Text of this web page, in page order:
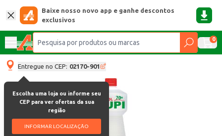
Baixe nosso novo app e ganhe descontos
exclusivos
0
Entregue no CEP: 02170-901
Escolha uma loja ou informe seu
CEP para ver ofertas da sua
região
INFORMAR LOCALIZAÇÃO